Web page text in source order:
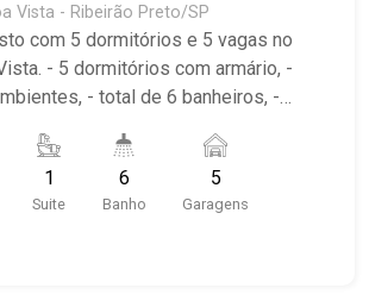
Vista - Ribeirão Preto/SP
com 5 dormitórios e 5 vagas no
armário, -
- total de 6 banheiros, -
- piscina e vestiário, -
5 carros, - Energia solar, - área de
uma quadra da Avenida
1
Suite
6
Banho
5
Garagens